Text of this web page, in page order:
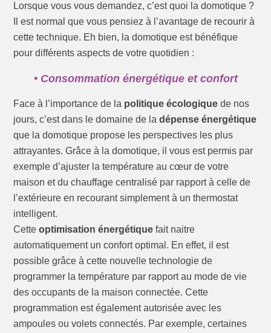
Lorsque vous vous demandez, c’est quoi la domotique ?
Il est normal que vous pensiez à l’avantage de recourir à
cette technique. Eh bien, la domotique est bénéfique
pour différents aspects de votre quotidien :
• Consommation énergétique et confort
Face à l’importance de la politique écologique de nos
jours, c’est dans le domaine de ladépense énergétique
que la domotique propose les perspectives les plus
attrayantes. Grâce à la domotique, il vous est permis par
exemple d’ajuster la température au cœur de votre
maison et du chauffage centralisé par rapport à celle de
l’extérieure en recourant simplement à un thermostat
intelligent.
Cetteoptimisation énergétique fait naitre
automatiquement un confort optimal. En effet, il est
possible grâce à cette nouvelle technologie de
programmer la température par rapport au mode de vie
des occupants de la maison connectée. Cette
programmation est également autorisée avec les
ampoules ou volets connectés. Par exemple, certaines